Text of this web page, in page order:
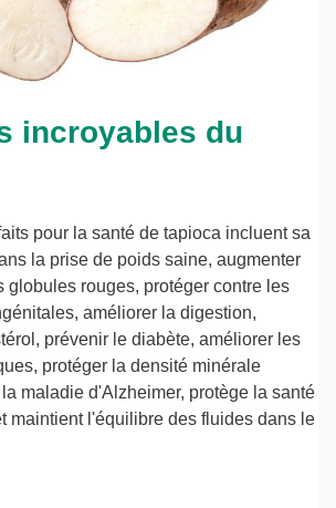
incroyables du
pour la santé de tapioca incluent sa
la prise de poids saine, augmenter
globules rouges, protéger contre les
améliorer la digestion,
prévenir le diabète, améliorer les
protéger la densité minérale
maladie d'Alzheimer, protège la santé
maintient l'équilibre des fluides dans le